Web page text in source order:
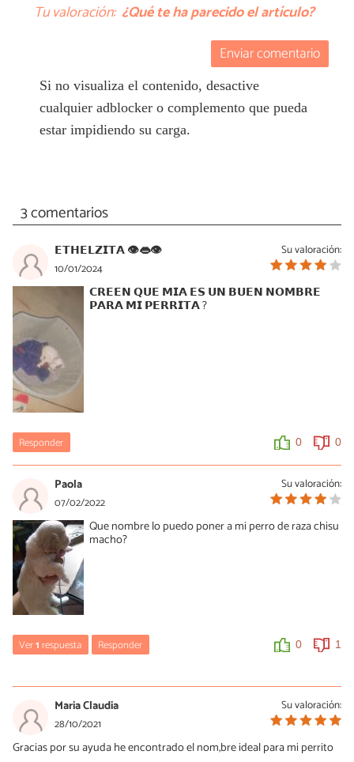
Tu valoración: ¿Qué te ha parecido el artículo?
Enviar comentario
Si no visualiza el contenido, desactive
cualquier adblocker o complemento que pueda
estar impidiendo su carga.
3 comentarios
Su valoración:
𝗘𝗧𝗛𝗘𝗟𝗭𝗜𝗧𝗔 👁👄👁
10/01/2024
𝗖𝗥𝗘𝗘𝗡 𝗤𝗨𝗘 𝗠𝗜𝗔 𝗘𝗦 𝗨𝗡 𝗕𝗨𝗘𝗡 𝗡𝗢𝗠𝗕𝗥𝗘
𝗣𝗔𝗥𝗔 𝗠𝗜 𝗣𝗘𝗥𝗥𝗜𝗧𝗔 ?
Responder 0 0
Su valoración:
Paola
07/02/2022
Que nombre lo puedo poner a mi perro de raza chisu
macho?
Ver1respuesta Responder 0 1
11/05/2022
emma o andrea o corazon
0
Su valoración:
Maria Claudia
28/10/2021
Gracias por su ayuda he encontrado el nom,bre ideal para mi perrito